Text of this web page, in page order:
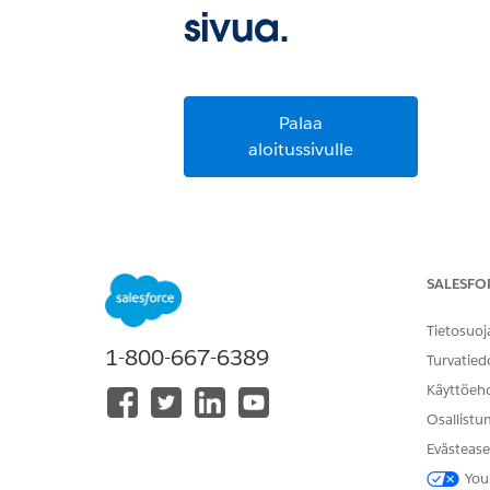
sivua.
Palaa
aloitussivulle
1-800-667-6389